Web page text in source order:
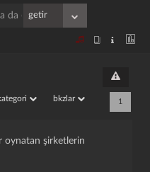
bkzlar 1
oynatan şirketlerin